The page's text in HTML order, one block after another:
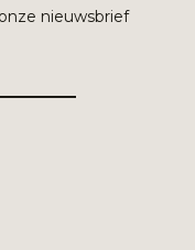
nieuwsbrief